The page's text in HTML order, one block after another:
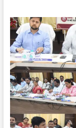
डॉ.
कमलप्रीत
सिंह
ने
की
विभाग
की
व्यापक
समीक्षा